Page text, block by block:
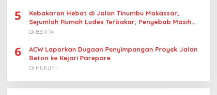
5
Kebakaran Hebat di Jalan Tinumbu Makassar,
Sejumlah Rumah Ludes Terbakar, Penyebab Masih
Diselidiki
Di BERITA
6
ACW Laporkan Dugaan Penyimpangan Proyek Jalan
Beton ke Kejari Parepare
Di HUKUM